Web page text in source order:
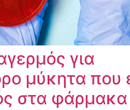
για
μύκητα που
στα φάρμακα